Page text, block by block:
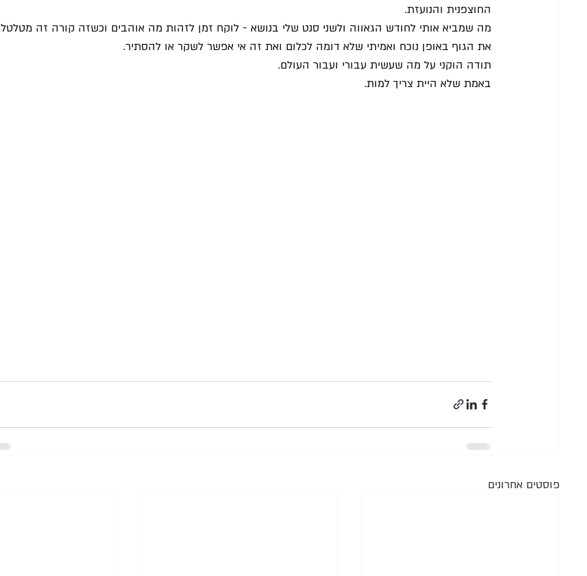
החוצפנית והנועזת.
מה שמביא אותי לחודש הגאווה ולשני סנט שלי בנושא - לוקח זמן לזהות מה אוהבים וכשזה קורה זה מטלטל
את הגוף באופן נוכח ואמיתי שלא דומה לכלום ואת זה אי אפשר לשקר או להסתיר.
תודה הוקני על מה שעשית עבורי ועבור העולם.
באמת שלא היית צריך למות.
פוסטים אחרונים